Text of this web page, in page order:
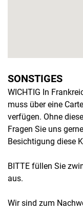
SONSTIGES
WICHTIG In
muss über eine
verfügen. Ohne
Fragen Sie uns
Besichtigung diese
BITTE füllen Sie
aus.
Wir sind zum